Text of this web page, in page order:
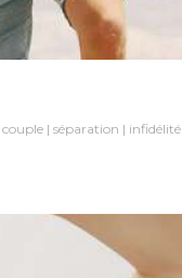
couple séparation infidélité